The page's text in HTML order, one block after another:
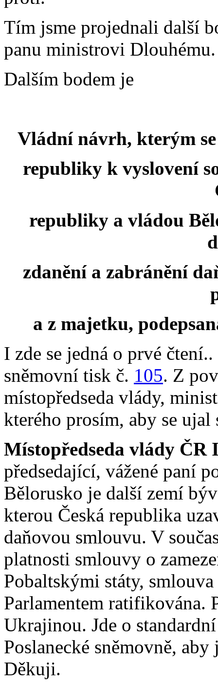
Tím jsme projednali další
panu ministrovi Dlouhému.
Dalším bodem je
Vládní návrh, kterým
republiky k vyslovení
republiky a vládou
zdanění a zabránění
a z majetku,
I zde se jedná o prvé
sněmovní tisk č. 105. Z
místopředseda vlády,
kterého prosím, aby se ujal
Místopředseda vlády
předsedající, vážené paní
Bělorusko je další zemí
kterou Česká republika
daňovou smlouvu. V
platnosti smlouvy o
Pobaltskými státy,
Parlamentem ratifikována.
Ukrajinou. Jde o
Poslanecké sněmovně,
Děkuji.